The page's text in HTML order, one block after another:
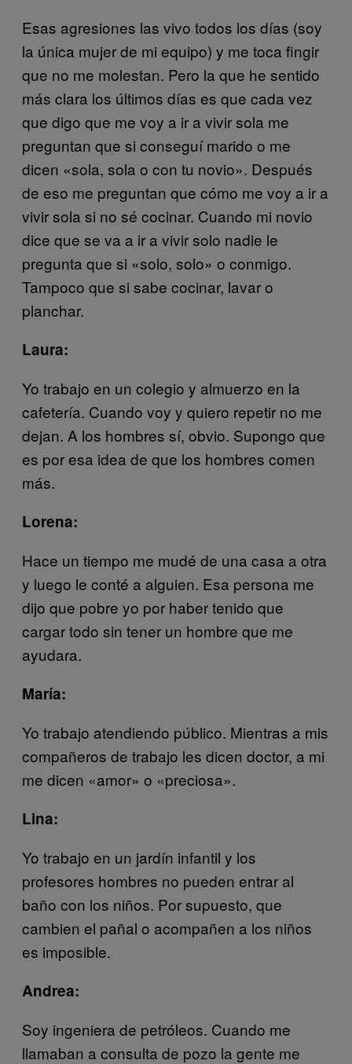
Esas agresiones las vivo todos los días (soy
la única mujer de mi equipo) y me toca fingir
que no me molestan. Pero la que he sentido
más clara los últimos días es que cada vez
que digo que me voy a ir a vivir sola me
preguntan que si conseguí marido o me
dicen «sola, sola o con tu novio». Después
de eso me preguntan que cómo me voy a ir a
vivir sola si no sé cocinar. Cuando mi novio
dice que se va a ir a vivir solo nadie le
pregunta que si «solo, solo» o conmigo.
Tampoco que si sabe cocinar, lavar o
planchar.
Laura:
Yo trabajo en un colegio y almuerzo en la
cafetería. Cuando voy y quiero repetir no me
dejan. A los hombres sí, obvio. Supongo que
es por esa idea de que los hombres comen
más.
Lorena:
Hace un tiempo me mudé de una casa a otra
y luego le conté a alguien. Esa persona me
dijo que pobre yo por haber tenido que
cargar todo sin tener un hombre que me
ayudara.
María:
Yo trabajo atendiendo público. Mientras a mis
compañeros de trabajo les dicen doctor, a mi
me dicen «amor» o «preciosa».
Lina:
Yo trabajo en un jardín infantil y los
profesores hombres no pueden entrar al
baño con los niños. Por supuesto, que
cambien el pañal o acompañen a los niños
es imposible.
Andrea:
Soy ingeniera de petróleos. Cuando me
llamaban a consulta de pozo la gente me